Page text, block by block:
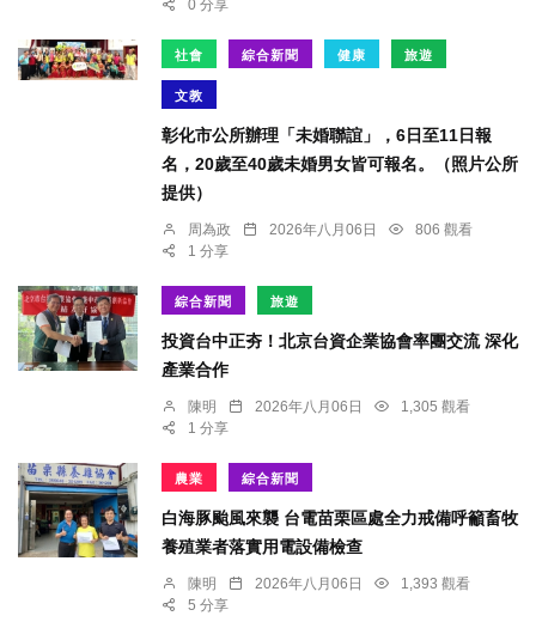
0 分享
社會 綜合新聞 健康 旅遊
文教
彰化市公所辦理「未婚聯誼」，6日至11日報
名，20歲至40歲未婚男女皆可報名。（照片公所
提供）
周為政 2026年八月06日
806 觀看
1 分享
綜合新聞 旅遊
投資台中正夯！北京台資企業協會率團交流 深化
產業合作
陳明 2026年八月06日
1,305 觀看
1 分享
農業 綜合新聞
白海豚颱風來襲 台電苗栗區處全力戒備呼籲畜牧
養殖業者落實用電設備檢查
陳明 2026年八月06日
1,393 觀看
5 分享